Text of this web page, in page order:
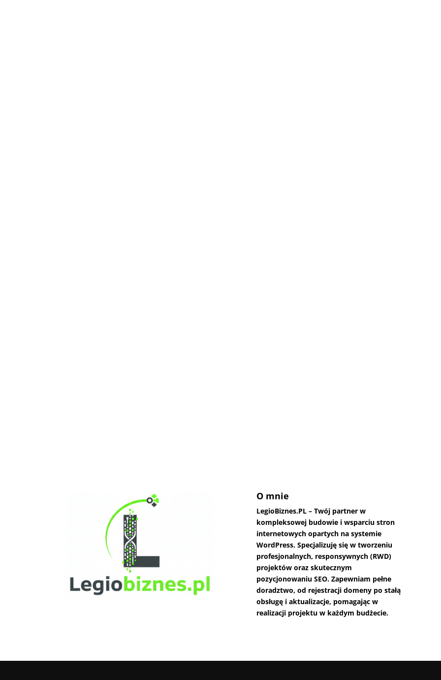
O mnie
LegioBiznes.PL – Twój partner w
kompleksowej budowie i wsparciu stron
internetowych opartych na systemie
WordPress. Specjalizuję się w tworzeniu
profesjonalnych, responsywnych (RWD)
projektów oraz skutecznym
pozycjonowaniu SEO. Zapewniam pełne
doradztwo, od rejestracji domeny po stałą
obsługę i aktualizacje, pomagając w
realizacji projektu w każdym budżecie.